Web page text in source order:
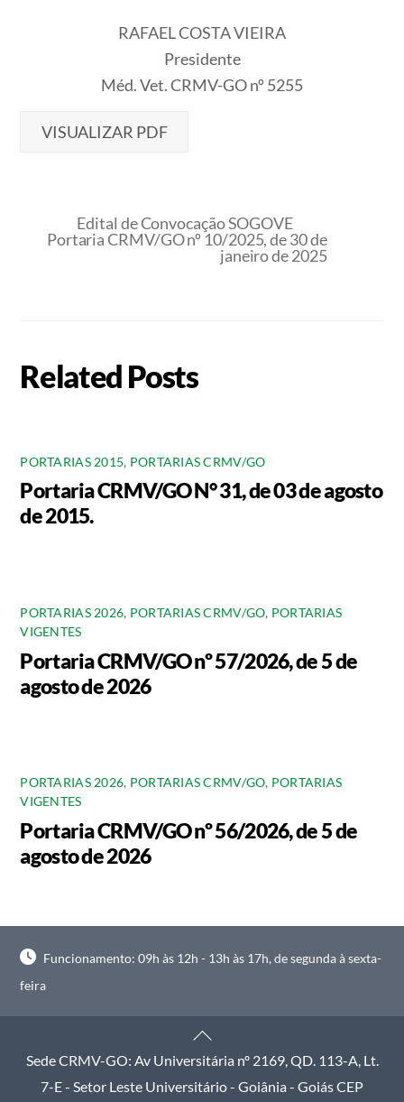
RAFAEL COSTA VIEIRA
Presidente
Méd. Vet. CRMV-GO nº 5255
VISUALIZAR PDF
Edital de Convocação SOGOVE
Portaria CRMV/GO nº 10/2025, de 30 de
janeiro de 2025
Related Posts
PORTARIAS 2015, PORTARIAS CRMV/GO
Portaria CRMV/GO N° 31, de 03 de agosto
de 2015.
PORTARIAS 2026, PORTARIAS CRMV/GO, PORTARIAS
VIGENTES
Portaria CRMV/GO nº 57/2026, de 5 de
agosto de 2026
PORTARIAS 2026, PORTARIAS CRMV/GO, PORTARIAS
VIGENTES
Portaria CRMV/GO nº 56/2026, de 5 de
agosto de 2026
Funcionamento: 09h às 12h - 13h às 17h, de segunda à sexta-
feira
Back
To
Top
Sede CRMV-GO: Av Universitária nº 2169, QD. 113-A, Lt.
7-E - Setor Leste Universitário - Goiânia - Goiás CEP